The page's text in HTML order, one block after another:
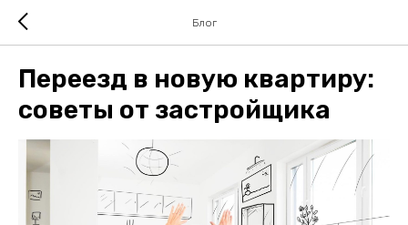
Блог
Переезд в новую квартиру:
советы от застройщика